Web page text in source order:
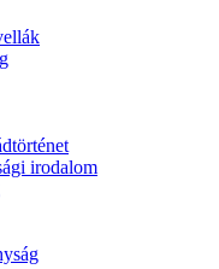
irodalom